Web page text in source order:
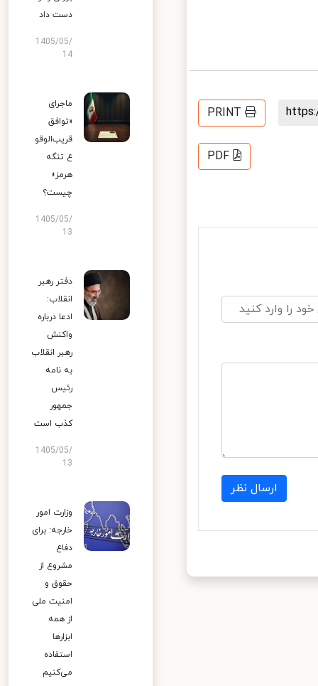
PRINT
PDF
ارسال نظر
دست داد
1405/05/
14
ماجرای
«توافق
قریب‌الوقو
ع تنگه
هرمز»
چیست؟
1405/05/
13
دفتر رهبر
انقلاب:
ادعا درباره
واکنش
رهبر انقلاب
به نامه
رئیس
جمهور
کذب است
1405/05/
13
وزارت امور
خارجه: برای
دفاع
مشروع از
حقوق و
امنیت ملی
از همه
ابزارها
استفاده
می‌کنیم